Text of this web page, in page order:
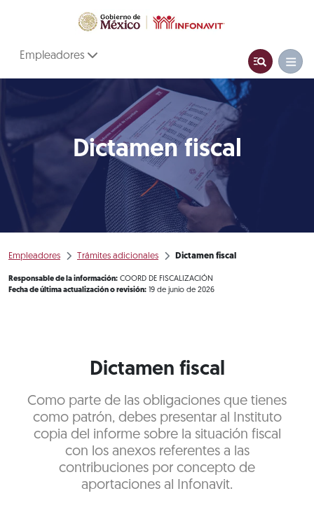
Empleadores
Dictamen fiscal
Empleadores Trámites adicionales Dictamen fiscal
Responsable de la información: COORD DE FISCALIZACIÓN
Fecha de última actualización o revisión: 19 de junio de 2026
Dictamen fiscal
Como parte de las obligaciones que tienes
como patrón, debes presentar al Instituto
copia del informe sobre la situación fiscal
con los anexos referentes a las
contribuciones por concepto de
aportaciones al Infonavit.